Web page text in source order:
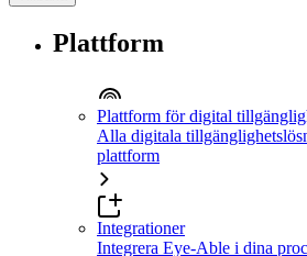
Plattform
Plattform för digital
Alla digitala
plattform
Integrationer
Integrera Eye-Able i dina